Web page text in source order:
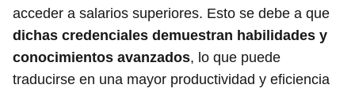
acceder a salarios superiores. Esto se debe a que
dichas credenciales demuestran habilidades y
conocimientos avanzados, lo que puede
traducirse en una mayor productividad y eficiencia